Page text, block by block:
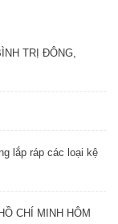
TRỊ ĐÔNG,
lắp ráp các loại kệ
CHÍ MINH HÔM